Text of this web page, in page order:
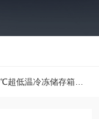
超低温冷冻储存箱